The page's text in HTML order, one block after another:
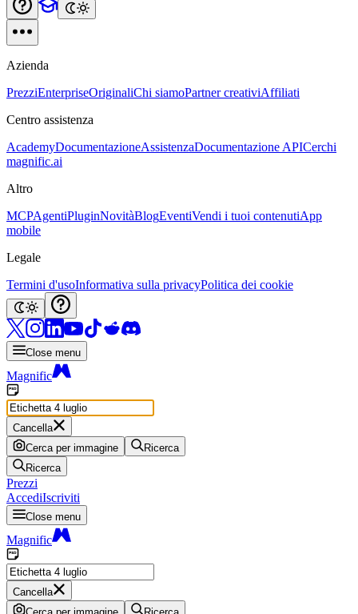
Azienda
PrezziEnterpriseOriginaliChi siamoPartner creativiAffiliati
Centro assistenza
AcademyDocumentazioneAssistenzaDocumentazione APICerchi
magnific.ai
Altro
MCPAgentiPluginNovitàBlogEventiVendi i tuoi contenutiApp
mobile
Legale
Termini d'usoInformativa sulla privacyPolitica dei cookie
Close menu
Magnific
Cancella
Cerca per immagine
Ricerca
Ricerca
Prezzi
AccediIscriviti
Close menu
Magnific
Cancella